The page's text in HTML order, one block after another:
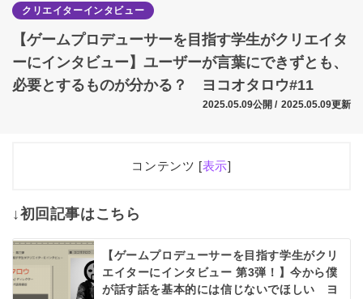
クリエイターインタビュー
【ゲームプロデューサーを目指す学生がクリエイタ
ーにインタビュー】ユーザーが言葉にできずとも、
必要とするものが分かる？ ヨコオタロウ#11
2025.05.09公開 / 2025.05.09更新
コンテンツ [表示]
2 言語化の限界
今回のお話をうけて
↓初回記事はこちら
【ゲームプロデューサーを目指す学生がクリ
エイターにインタビュー 第3弾！】今から僕
が話す話を基本的には信じないでほしい ヨ